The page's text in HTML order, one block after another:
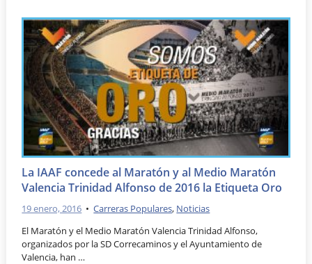
La IAAF concede al Maratón y al Medio Maratón
Valencia Trinidad Alfonso de 2016 la Etiqueta Oro
19 enero, 2016 •Carreras Populares, Noticias
El Maratón y el Medio Maratón Valencia Trinidad Alfonso,
organizados por la SD Correcaminos y el Ayuntamiento de
Valencia, han …